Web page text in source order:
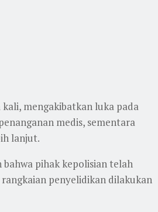
mengakibatkan luka pada
medis, sementara
lanjut.
bahwa pihak kepolisian telah
penyelidikan dilakukan